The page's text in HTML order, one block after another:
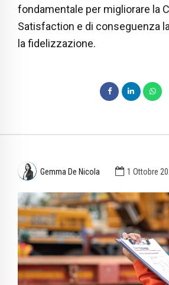
fondamentale per migliorare la
Satisfaction e di conseguenza
la fidelizzazione.
Gemma De Nicola 1 Ottobre